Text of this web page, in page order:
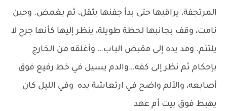
المرتجفة، يراقبها حتى بدأ جفنها يثقل، ثم يغمض. وحين
نامت، وقف بجانبها لحظة طويلة، ينظر إليها كأنها جرح لا
يلتئم. ومد يده إلى مقبض الباب… وأغلقه من الخارج
بإحكام ثم نظر إلى كفه…والدم يسيل في خط رفيع فوق
أصابعه، والألم واضح في ارتعاشة يده وفي الليل كان
يهبط فوق بيت أم عهد